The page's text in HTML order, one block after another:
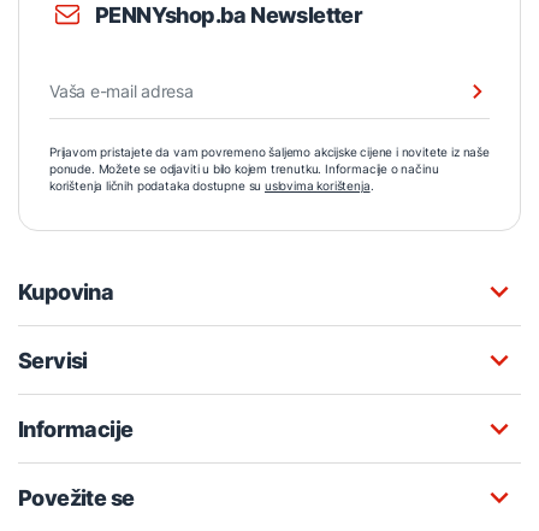
PENNYshop.ba Newsletter
Prijavom pristajete da vam povremeno šaljemo akcijske cijene i novitete iz naše
ponude. Možete se odjaviti u bilo kojem trenutku. Informacije o načinu
korištenja ličnih podataka dostupne su uslovima korištenja.
Kupovina
Servisi
Informacije
Povežite se